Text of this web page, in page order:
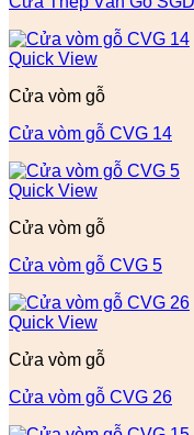
Quick View
Cửa vòm gỗ
Cửa vòm gỗ CVG 14
Quick View
Cửa vòm gỗ
Cửa vòm gỗ CVG 5
Quick View
Cửa vòm gỗ
Cửa vòm gỗ CVG 26